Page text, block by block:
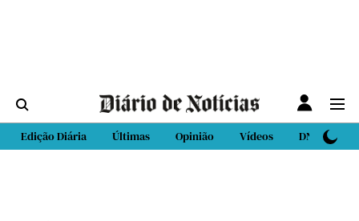
Edição Diária Últimas Opinião Vídeos DN Sport